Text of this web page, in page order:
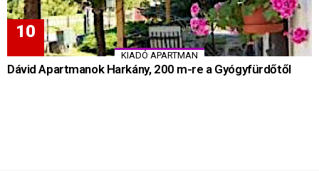
KIADÓ APARTMAN
Dávid Apartmanok Harkány, 200 m-re a Gyógyfürdőtől